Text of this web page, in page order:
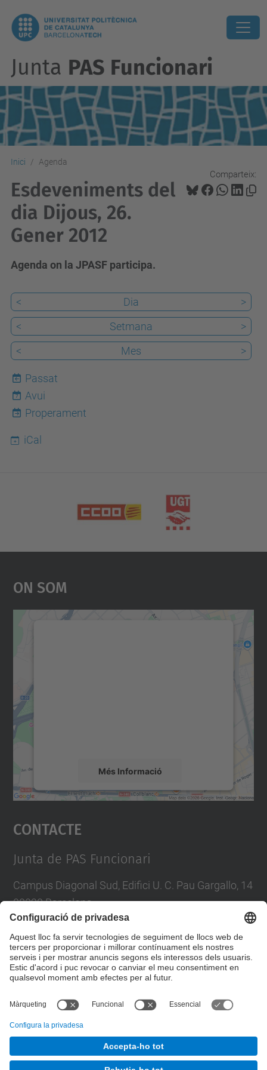
Junta PAS Funcionari
Inici Agenda
Comparteix:
Esdeveniments del
dia Dijous, 26.
Gener 2012
Agenda on la JPASF participa.
< Dia
>
<
Setmana
>
<
Mes >
Passat
7
Avui
Properament
iCal
On Som
Més Informació
Accepta
powered by
Contacte
Junta de PAS Funcionari
Campus Diagonal Sud, Edifici U. C. Pau Gargallo, 14
08028 Barcelona
E-mail :junta.pasf@upc.edu
Formulari de contacte
Junta PAS Funcionari